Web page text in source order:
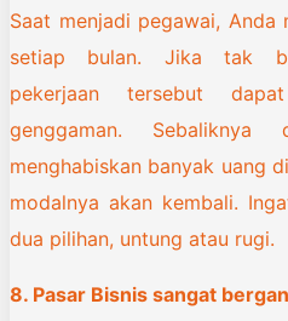
Saat menjadi pegawai, Anda
setiap bulan. Jika tak
pekerjaan tersebut
genggaman. Sebaliknya
menghabiskan banyak uang
modalnya akan kembali.
dua pilihan, untung atau rugi.
8. Pasar Bisnis sangat